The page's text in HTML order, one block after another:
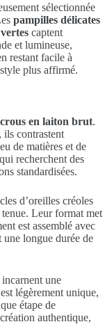
sélectionnée
pampilles délicates
captent
et lumineuse,
restant facile à
plus affirmé.
en laiton brut.
ils contrastent
de matières et de
recherchent des
standardisées.
d’oreilles créoles
Leur format met
est assemblé avec
longue durée de
incarnent une
légèrement unique,
étape de
authentique,